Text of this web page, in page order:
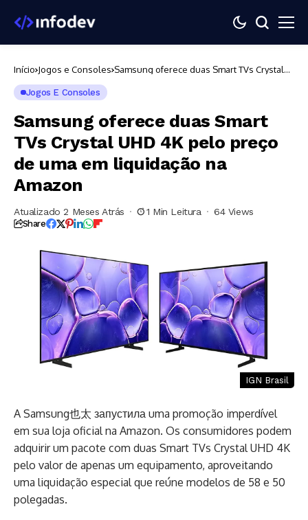
Início Jogos e Consoles Samsung oferece duas Smart TVs Crystal
Jogos E Consoles
Samsung oferece duas Smart
TVs Crystal UHD 4K pelo preço
de uma em liquidação na
Amazon
Atualizado 2 Meses Atrás 1 Min Leitura 64 Views
Share
IGN Brasil
A Samsung也太 запустила uma promoção imperdível
em sua loja oficial na Amazon. Os consumidores podem
adquirir um pacote com duas Smart TVs Crystal UHD 4K
pelo valor de apenas um equipamento, aproveitando
uma liquidação especial que reúne modelos de 58 e 50
polegadas.